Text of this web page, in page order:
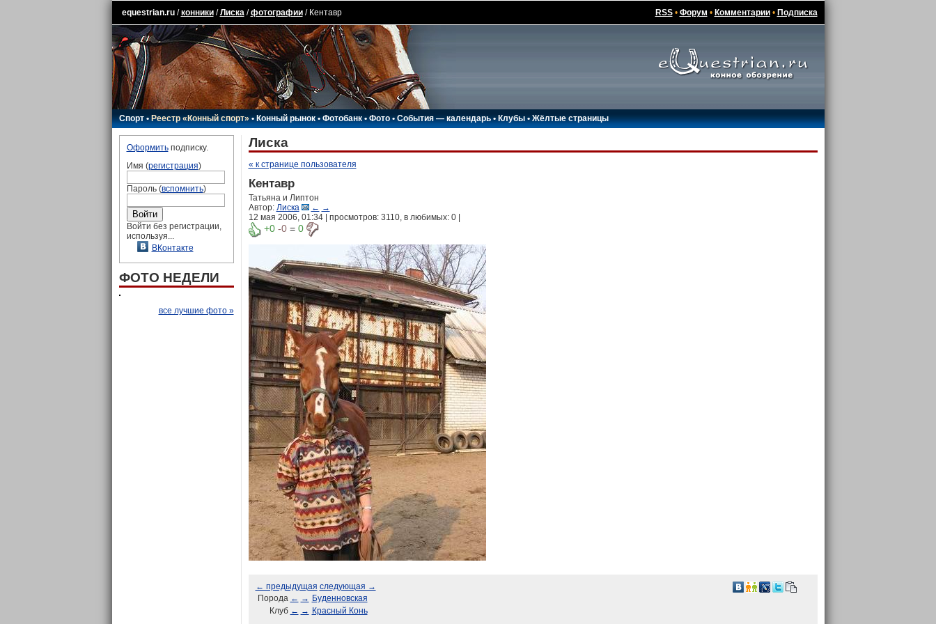
equestrian.ru/конники/Лиска/фотографии/ Кентавр RSS• Форум • Комментарии• Подписка
Спорт•Реестр «Конный спорт»•Конный рынок•Фотобанк •Фото•События — календарь•Клубы •Жёлтые страницы
Оформитьподписку.
Имя (регистрация)
Пароль (вспомнить)
Войти без регистрации,
используя...
ВКонтакте
ФОТО НЕДЕЛИ
все лучшие фото »
Лиска
« к странице пользователя
Кентавр
Татьяна и Липтон
Автор: Лиска ← →
12 мая 2006, 01:34 | просмотров: 3110, в любимых: 0|
+0 -0= 0
← предыдущая следующая →
Порода ← → Буденновская
Клуб ← → Красный Конь